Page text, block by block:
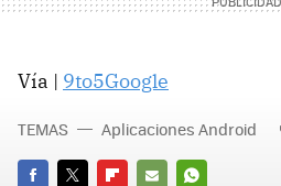
Vía | 9to5Google
TEMAS Aplicaciones Android